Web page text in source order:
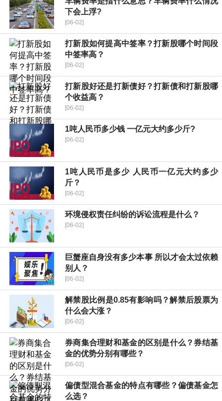
下会上浮?
[06-02]
打新股如何提高中签率？打新股哪个时间段
中签率高？
[06-02]
打新股好还是打新债好？打新债和打新股哪
个收益高？
[06-02]
1吨人民币多少钱 一亿元大约多少斤?
[06-02]
1吨人民币是多少 人民币一亿元大约多少
斤？
[06-02]
环境侵权责任纠纷的诉讼流程是什么？
[06-02]
巨蟹座自身没有多少本事 所以才会太过依赖
别人？
[06-02]
解禁股比例是0.85有影响吗？解禁后股票为
什么会大涨？
[06-02]
券商集合理财和基金的区别是什么？券结基
金的优势分别有哪些？
[06-02]
偏债型混合基金的特点有哪些？偏债基金怎
么选？